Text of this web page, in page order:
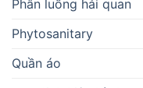
Phân luồng hải quan
Phytosanitary
Quần áo